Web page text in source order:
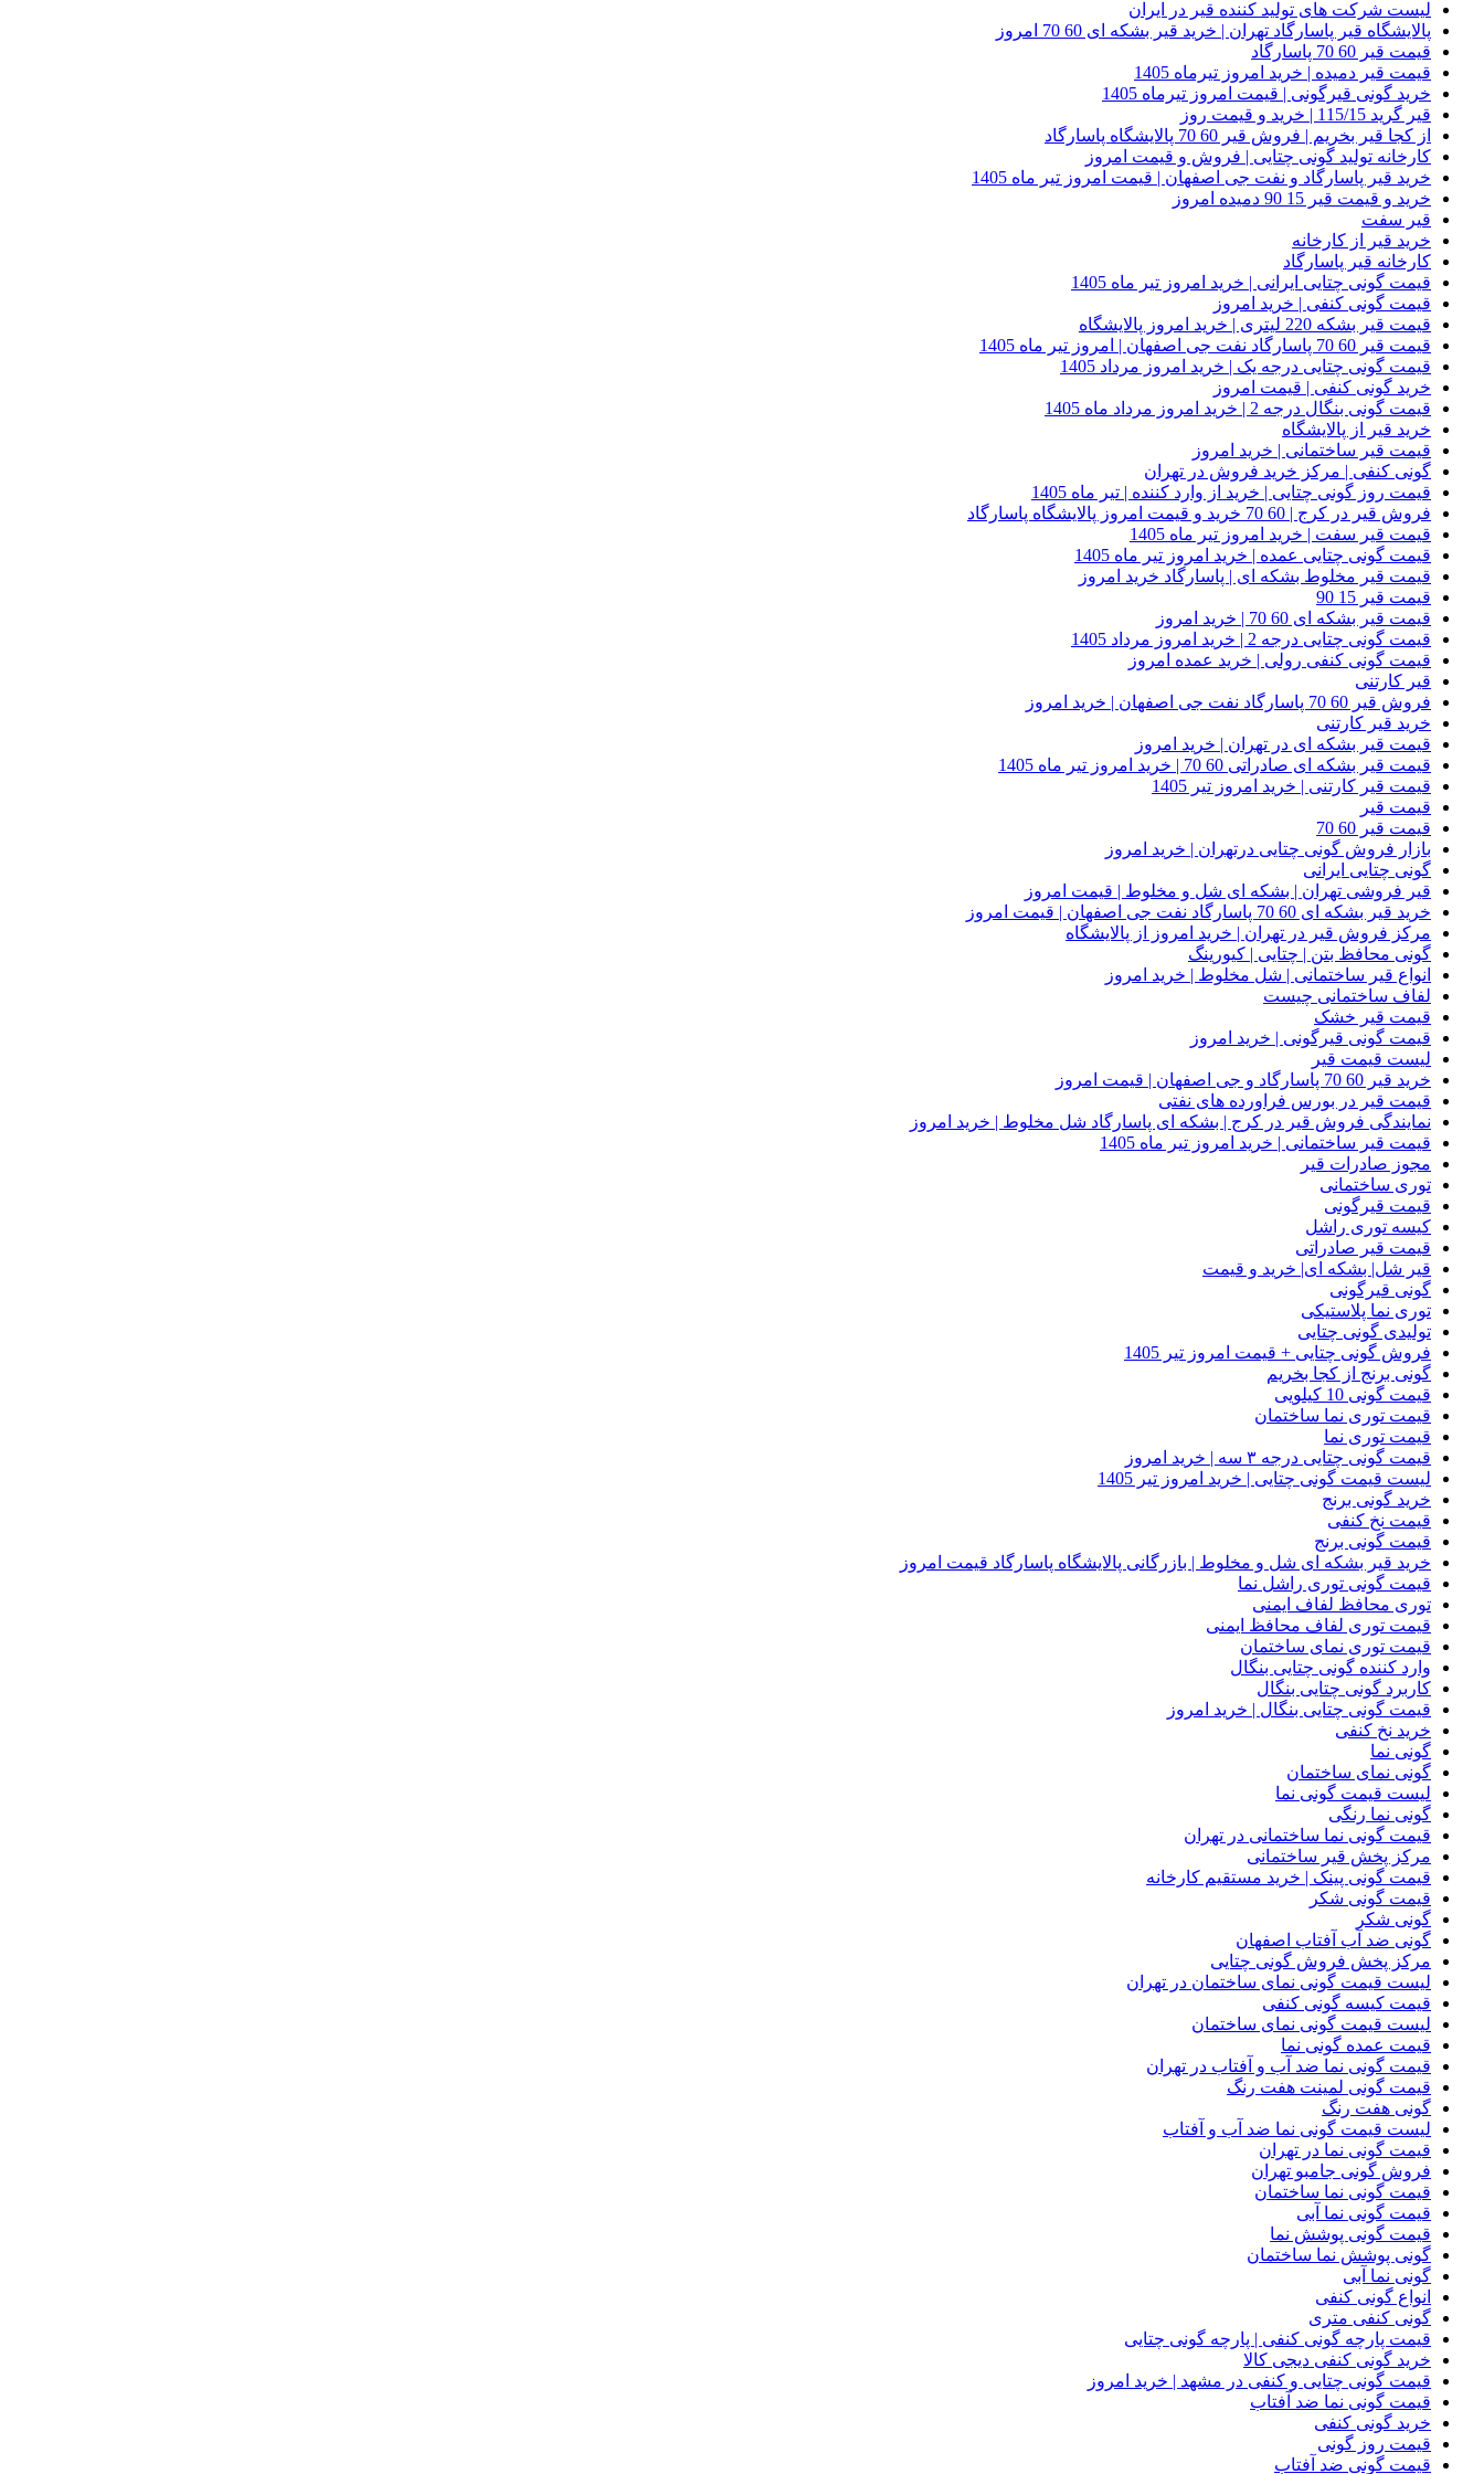
لیست شرکت های تولید کننده قیر در ایران
پالایشگاه قیر پاسارگاد تهران | خرید قیر بشکه ای 60 70 امروز
قیمت قیر 60 70 پاسارگاد
قیمت قیر دمیده | خرید امروز تیرماه 1405
خرید گونی قیرگونی | قیمت امروز تیرماه 1405
قیر گرید 115/15 | خرید و قیمت روز
از کجا قیر بخریم | فروش قیر 60 70 پالایشگاه پاسارگاد
کارخانه تولید گونی چتایی | فروش و قیمت امروز
خرید قیر پاسارگاد و نفت جی اصفهان | قیمت امروز تیر ماه 1405
خرید و قیمت قیر 15 90 دمیده امروز
قیر سفت
خرید قیر از کارخانه
کارخانه قیر پاسارگاد
قیمت گونی چتایی ایرانی | خرید امروز تیر ماه 1405
قیمت گونی کنفی | خرید امروز
قیمت قیر بشکه 220 لیتری | خرید امروز پالایشگاه
قیمت قیر 60 70 پاسارگاد نفت جی اصفهان | امروز تیر ماه 1405
قیمت گونی چتایی درجه یک | خرید امروز مرداد 1405
خرید گونی کنفی | قیمت امروز
قیمت گونی بنگال درجه 2 | خرید امروز مرداد ماه 1405
خرید قیر از پالایشگاه
قیمت قیر ساختمانی | خرید امروز
گونی کنفی | مرکز خرید فروش در تهران
قیمت روز گونی چتایی | خرید از وارد کننده | تیر ماه 1405
فروش قیر در کرج | 60 70 خرید و قیمت امروز پالایشگاه پاسارگاد
قیمت قیر سفت | خرید امروز تیر ماه 1405
قیمت گونی چتایی عمده | خرید امروز تیر ماه 1405
قیمت قیر مخلوط بشکه ای | پاسارگاد خرید امروز
قیمت قیر 15 90
قیمت قیر بشکه ای 60 70 | خرید امروز
قیمت گونی چتایی درجه 2 | خرید امروز مرداد 1405
قیمت گونی کنفی رولی | خرید عمده امروز
قیر کارتنی
فروش قیر 60 70 پاسارگاد نفت جی اصفهان | خرید امروز
خرید قیر کارتنی
قیمت قیر بشکه ای در تهران | خرید امروز
قیمت قیر بشکه ای صادراتی 60 70 | خرید امروز تیر ماه 1405
قیمت قیر کارتنی | خرید امروز تیر 1405
قیمت قیر
قیمت قیر 60 70
بازار فروش گونی چتایی درتهران | خرید امروز
گونی چتایی ایرانی
قیر فروشی تهران | بشکه ای شل و مخلوط | قیمت امروز
خرید قیر بشکه ای 60 70 پاسارگاد نفت جی اصفهان | قیمت امروز
مرکز فروش قیر در تهران | خرید امروز از پالایشگاه
گونی محافظ بتن | چتایی | کیورینگ
انواع قیر ساختمانی | شل مخلوط | خرید امروز
لفاف ساختمانی چیست
قیمت قیر خشک
قیمت گونی قیرگونی | خرید امروز
لیست قیمت قیر
خرید قیر 60 70 پاسارگاد و جی اصفهان | قیمت امروز
قیمت قیر در بورس فراورده های نفتی
نمایندگی فروش قیر در کرج | بشکه ای پاسارگاد شل مخلوط | خرید امروز
قیمت قیر ساختمانی | خرید امروز تیر ماه 1405
مجوز صادرات قیر
توری ساختمانی
قیمت قیرگونی
کیسه توری راشل
قیمت قیر صادراتی
قیر شل| بشکه ای| خرید و قیمت
گونی قیرگونی
توری نما پلاستیکی
تولیدی گونی چتایی
فروش گونی چتایی + قیمت امروز تیر 1405
گونی برنج از کجا بخریم
قیمت گونی 10 کیلویی
قیمت توری نما ساختمان
قیمت توری نما
قیمت گونی چتایی درجه ۳ سه | خرید امروز
لیست قیمت گونی چتایی | خرید امروز تیر 1405
خرید گونی برنج
قیمت نخ کنفی
قیمت گونی برنج
خرید قیر بشکه ای شل و مخلوط | بازرگانی پالایشگاه پاسارگاد قیمت امروز
قیمت گونی توری راشل نما
توری محافظ لفاف ایمنی
قیمت توری لفاف محافظ ایمنی
قیمت توری نمای ساختمان
وارد کننده گونی چتایی بنگال
کاربرد گونی چتایی بنگال
قیمت گونی چتایی بنگال | خرید امروز
خرید نخ کنفی
گونی نما
گونی نمای ساختمان
لیست قیمت گونی نما
گونی نما رنگی
قیمت گونی نما ساختمانی در تهران
مرکز پخش قیر ساختمانی
قیمت گونی پینک | خرید مستقیم کارخانه
قیمت گونی شکر
گونی شکر
گونی ضد آب آفتاب اصفهان
مرکز پخش فروش گونی چتایی
لیست قیمت گونی نمای ساختمان در تهران
قیمت کیسه گونی کنفی
لیست قیمت گونی نمای ساختمان
قیمت عمده گونی نما
قیمت گونی نما ضد آب و آفتاب در تهران
قیمت گونی لمینت هفت رنگ
گونی هفت رنگ
لیست قیمت گونی نما ضد آب و آفتاب
قیمت گونی نما در تهران
فروش گونی جامبو تهران
قیمت گونی نما ساختمان
قیمت گونی نما آبی
قیمت گونی پوشش نما
گونی پوشش نما ساختمان
گونی نما آبی
انواع گونی کنفی
گونی کنفی متری
قیمت پارچه گونی کنفی | پارچه گونی چتایی
خرید گونی کنفی دیجی کالا
قیمت گونی چتایی و کنفی در مشهد | خرید امروز
قیمت گونی نما ضد آفتاب
خرید گونی کنفی
قیمت روز گونی
قیمت گونی ضد آفتاب